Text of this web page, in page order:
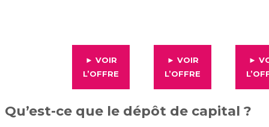
► VOIR
L’OFFRE
► VOIR
L’OFFRE
►
Qu’est-ce que le dépôt de capital ?